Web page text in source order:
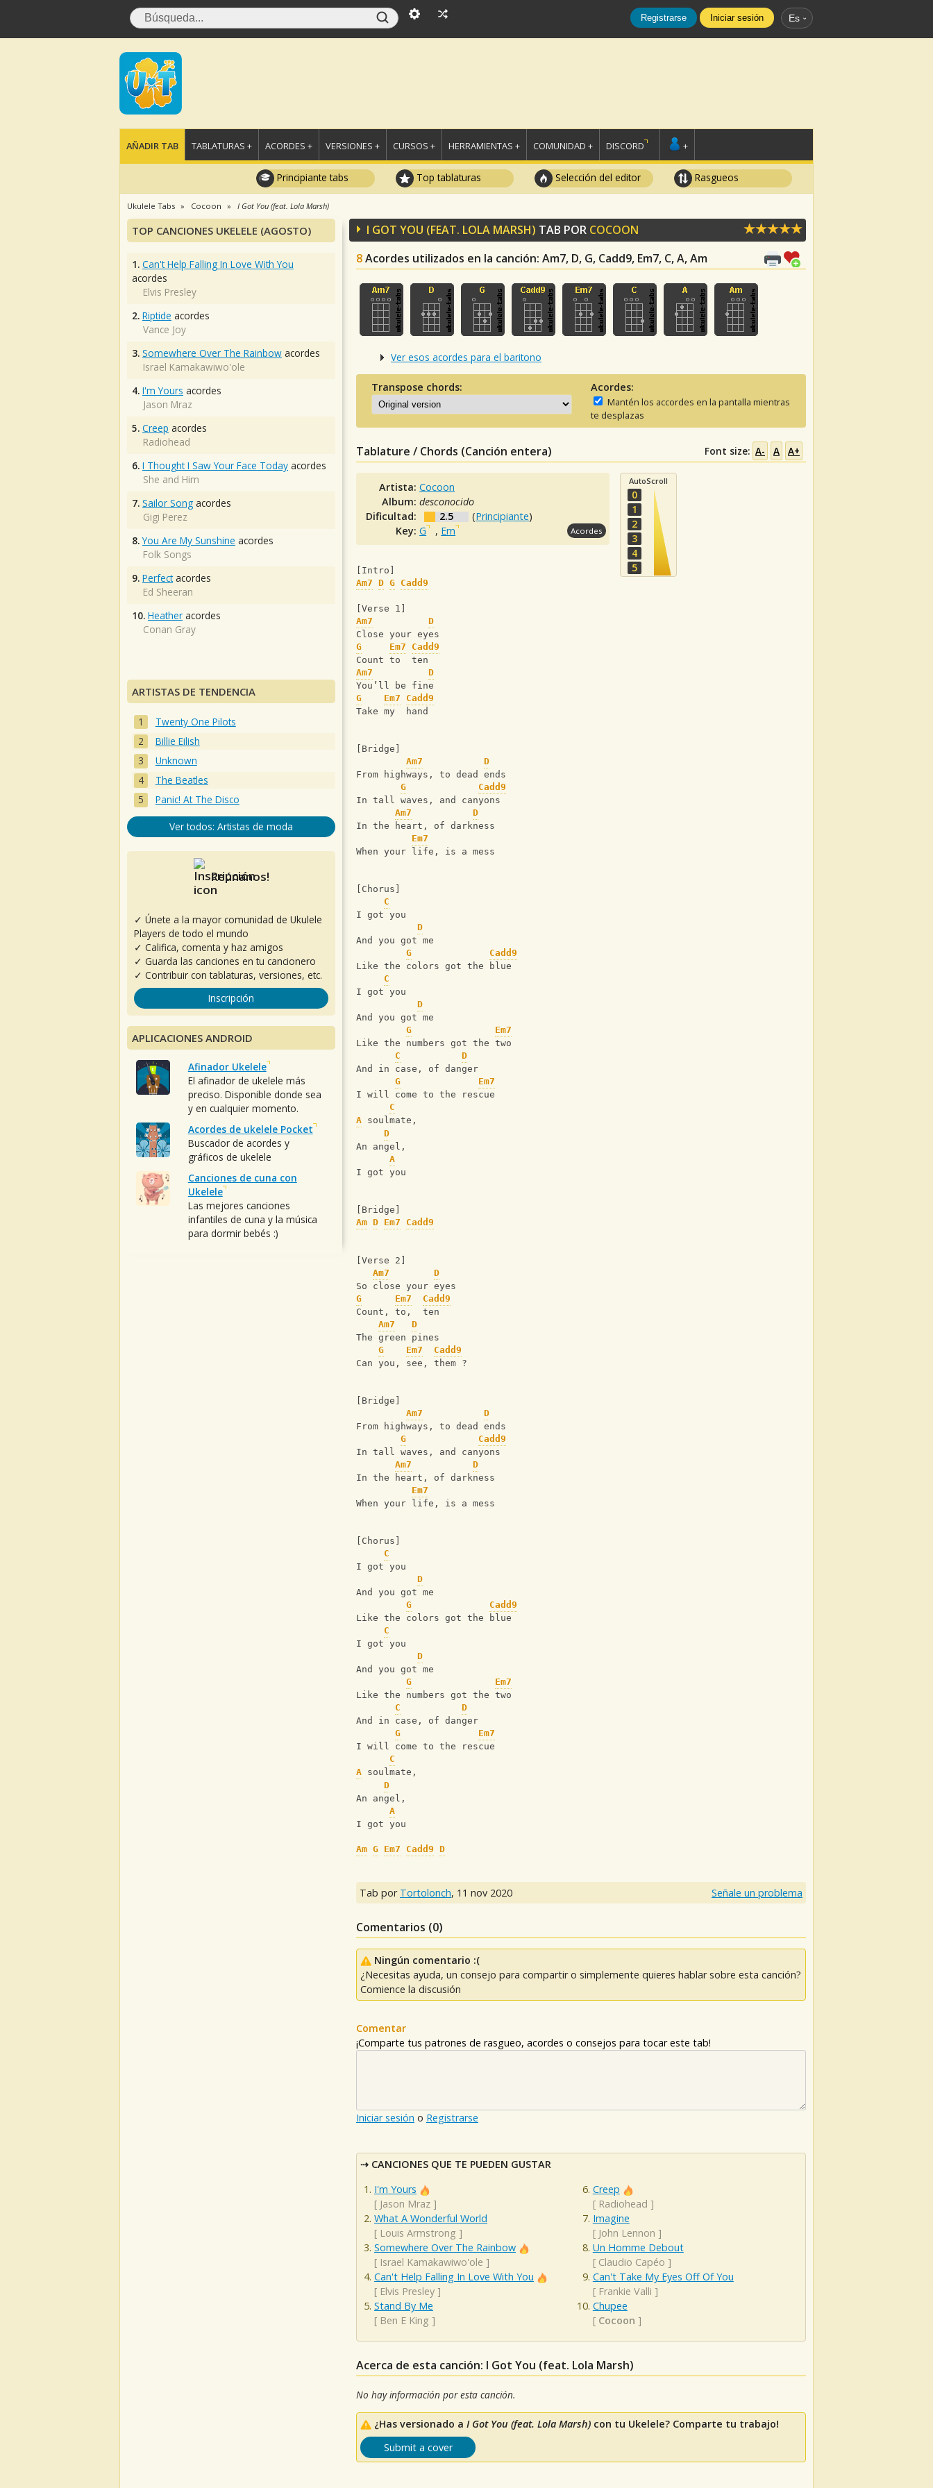
Registrarse Iniciar sesión Es
AÑADIR TAB TABLATURAS + ACORDES + VERSIONES + CURSOS + HERRAMIENTAS + COMUNIDAD + DISCORD +
Principiante tabs Top tablaturas Selección del editor Rasgueos
Ukulele Tabs Cocoon I Got You (feat. Lola Marsh)
I GOT YOU (FEAT. LOLA MARSH) TAB POR COCOON
8Acordes utilizados en la canción: Am7, D, G, Cadd9, Em7, C, A, Am
Ver esos acordes para el baritono
Transpose chords: Acordes:
Mantén los accordes en la pantalla mientras
te desplazas
Tablature / Chords (Canción entera) Font size: A- A A+
Artista:Cocoon
Album:desconocido
Dificultad:
2.5 (Principiante)
Key:G , Em Acordes
AutoScroll
0
1
2
3
4
5
[Intro]
Am7 D G Cadd9
[Verse 1]
Am7
D
Close your eyes
G
Em7
Cadd9
Count to  ten
Am7
D
You’ll be fine
G
Em7
Cadd9
Take my  hand
[Bridge]
Am7
D
From highways, to dead ends
G
Cadd9
In tall waves, and canyons
Am7
D
In the heart, of darkness
Em7
When your life, is a mess
[Chorus]
C
I got you
D
And you got me
G
Cadd9
Like the colors got the blue
C
I got you
D
And you got me
G
Em7
Like the numbers got the two
C
D
And in case, of danger
G
Em7
I will come to the rescue
C
A soulmate,
D
An angel,
A
I got you
[Bridge]
Am D Em7 Cadd9
[Verse 2]
Am7
D
So close your eyes
G
Em7
Cadd9
Count, to,  ten
Am7
D
The green pines
G
Em7
Cadd9
Can you, see, them ?
[Bridge]
Am7
D
From highways, to dead ends
G
Cadd9
In tall waves, and canyons
Am7
D
In the heart, of darkness
Em7
When your life, is a mess
[Chorus]
C
I got you
D
And you got me
G
Cadd9
Like the colors got the blue
C
I got you
D
And you got me
G
Em7
Like the numbers got the two
C
D
And in case, of danger
G
Em7
I will come to the rescue
C
A soulmate,
D
An angel,
A
I got you
Am G Em7 Cadd9 D
Tab por Tortolonch, 11 nov 2020 Señale un problema
Comentarios (0)
Ningún comentario :(
¿Necesitas ayuda, un consejo para compartir o simplemente quieres hablar sobre esta canción?
Comience la discusión
Comentar
¡Comparte tus patrones de rasgueo, acordes o consejos para tocar este tab!
Iniciar sesión o Registrarse
CANCIONES QUE TE PUEDEN GUSTAR
I'm Yours
[ Jason Mraz ]
What A Wonderful World
[ Louis Armstrong ]
Somewhere Over The Rainbow
[ Israel Kamakawiwo'ole ]
Can't Help Falling In Love With You
[ Elvis Presley ]
Stand By Me
[ Ben E King ]
Creep
[ Radiohead ]
Imagine
[ John Lennon ]
Un Homme Debout
[ Claudio Capéo ]
Can't Take My Eyes Off Of You
[ Frankie Valli ]
Chupee
[ Cocoon ]
Acerca de esta canción: I Got You (feat. Lola Marsh)
No hay información por esta canción.
¿Has versionado a I Got You (feat. Lola Marsh) con tu Ukelele? Comparte tu trabajo!
Submit a cover
TOP CANCIONES UKELELE (AGOSTO)
1. Can't Help Falling In Love With You
acordes
Elvis Presley
2. Riptide acordes
Vance Joy
3. Somewhere Over The Rainbow acordes
Israel Kamakawiwo'ole
4. I'm Yours acordes
Jason Mraz
5. Creep acordes
Radiohead
6. I Thought I Saw Your Face Today acordes
She and Him
7. Sailor Song acordes
Gigi Perez
8. You Are My Sunshine acordes
Folk Songs
9. Perfectacordes
Ed Sheeran
10. Heather acordes
Conan Gray
ARTISTAS DE TENDENCIA
Twenty One Pilots
Billie Eilish
Unknown
The Beatles
Panic! At The Disco
Ver todos: Artistas de moda
Reúnanos!
✓ Únete a la mayor comunidad de Ukulele
Players de todo el mundo
✓ Califica, comenta y haz amigos
✓ Guarda las canciones en tu cancionero
✓ Contribuir con tablaturas, versiones, etc.
Inscripción
APLICACIONES ANDROID
Afinador Ukelele
El afinador de ukelele más
preciso. Disponible donde sea
y en cualquier momento.
Acordes de ukelele Pocket
Buscador de acordes y
gráficos de ukelele
Canciones de cuna con
Ukelele
Las mejores canciones
infantiles de cuna y la música
para dormir bebés :)